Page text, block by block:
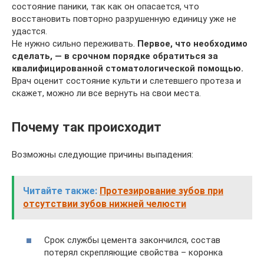
состояние паники, так как он опасается, что
восстановить повторно разрушенную единицу уже не
удастся.
Не нужно сильно переживать. Первое, что необходимо
сделать, — в срочном порядке обратиться за
квалифицированной стоматологической помощью.
Врач оценит состояние культи и слетевшего протеза и
скажет, можно ли все вернуть на свои места.
Почему так происходит
Возможны следующие причины выпадения:
Читайте также: Протезирование зубов при
отсутствии зубов нижней челюсти
Срок службы цемента закончился, состав
потерял скрепляющие свойства – коронка